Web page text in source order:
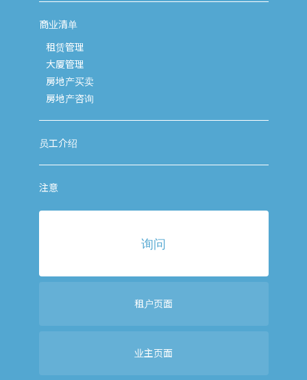
商业清单
租赁管理
大厦管理
房地产买卖
房地产咨询
员工介绍
注意
询问
租户页面
业主页面